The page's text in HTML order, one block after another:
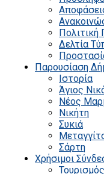
Πολιτική
Δελτία
Παρουσίαση
Ιστορία
Άγιος
Νέος
Νικήτη
Συκιά
Σάρτη
Χρήσιμοι
Τουρισμός